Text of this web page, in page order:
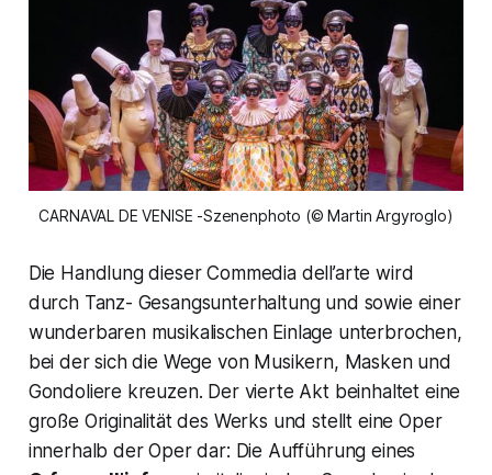
CARNAVAL DE VENISE -Szenenphoto (© Martin Argyroglo)
Die Handlung dieserCommedia dell’arte wird
durch Tanz- Gesangsunterhaltung und sowie einer
wunderbaren musikalischen Einlage unterbrochen,
bei der sich die Wege von Musikern, Masken und
Gondoliere kreuzen. Der vierte Akt beinhaltet eine
große Originalität des Werks und stellt eine Oper
innerhalb der Oper dar: Die Aufführung eines